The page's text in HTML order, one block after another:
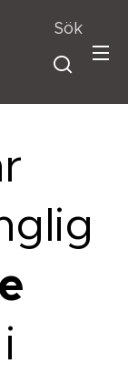
Sök
i